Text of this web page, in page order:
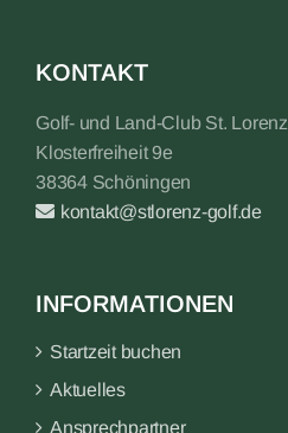
KONTAKT
Golf- und Land-Club St. Lorenz
Klosterfreiheit 9e
38364 Schöningen
kontakt@stlorenz-golf.de
INFORMATIONEN
Startzeit buchen
Aktuelles
Ansprechpartner